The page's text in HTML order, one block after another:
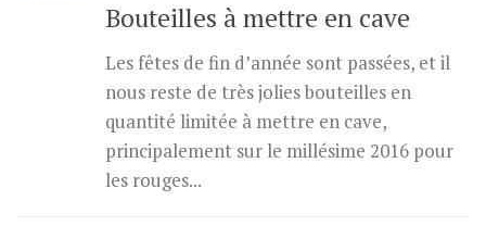
Bouteilles à mettre en cave
Les fêtes de fin d’année sont passées, et il
nous reste de très jolies bouteilles en
quantité limitée à mettre en cave,
principalement sur le millésime 2016 pour
les rouges...